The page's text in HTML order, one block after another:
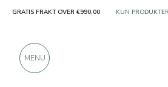
GRATIS FRAKT OVER €990,00 KUN
MENU